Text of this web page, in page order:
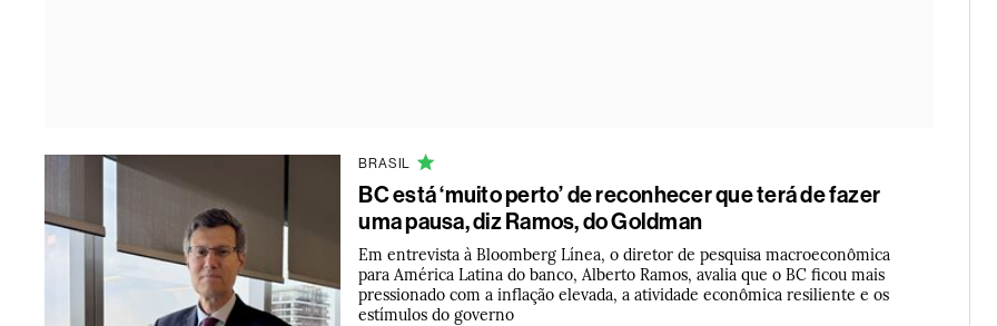
BRASIL
BC está ‘muito perto’ de reconhecer que terá de fazer
uma pausa, diz Ramos, do Goldman
Em entrevista à Bloomberg Línea, o diretor de pesquisa macroeconômica
para América Latina do banco, Alberto Ramos, avalia que o BC ficou mais
pressionado com a inflação elevada, a atividade econômica resiliente e os
estímulos do governo